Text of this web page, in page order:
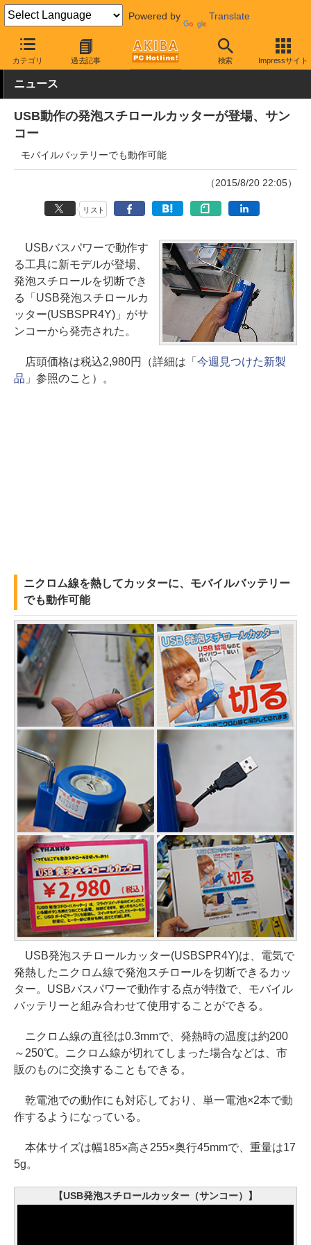
Powered by Translate
カテゴリ 過去記事 検索 Impressサイト
AKIBA PC Hotline! PC周辺機器 その他PC関連 その他
ニュース
USB動作の発泡スチロールカッターが登場、サン
コー
モバイルバッテリーでも動作可能
（2015/8/20 22:05）
リスト
USBバスパワーで動作す
る工具に新モデルが登場、
発泡スチロールを切断でき
る「USB発泡スチロールカ
ッター(USBSPR4Y)」がサ
ンコーから発売された。
店頭価格は税込2,980円（詳細は「 今週見つけた新製
品 」参照のこと）。
ニクロム線を熱してカッターに、モバイルバッテリー
でも動作可能
USB発泡スチロールカッター(USBSPR4Y)は、電気で
発熱したニクロム線で発泡スチロールを切断できるカッ
ター。USBバスパワーで動作する点が特徴で、モバイル
バッテリーと組み合わせて使用することができる。
ニクロム線の直径は0.3mmで、発熱時の温度は約200
～250℃。ニクロム線が切れてしまった場合などは、市
販のものに交換することもできる。
乾電池での動作にも対応しており、単一電池×2本で動
作するようになっている。
本体サイズは幅185×高さ255×奥行45mmで、重量は17
5g。
【USB発泡スチロールカッター（サンコー）】